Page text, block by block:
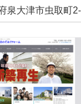
泉大津市虫取町